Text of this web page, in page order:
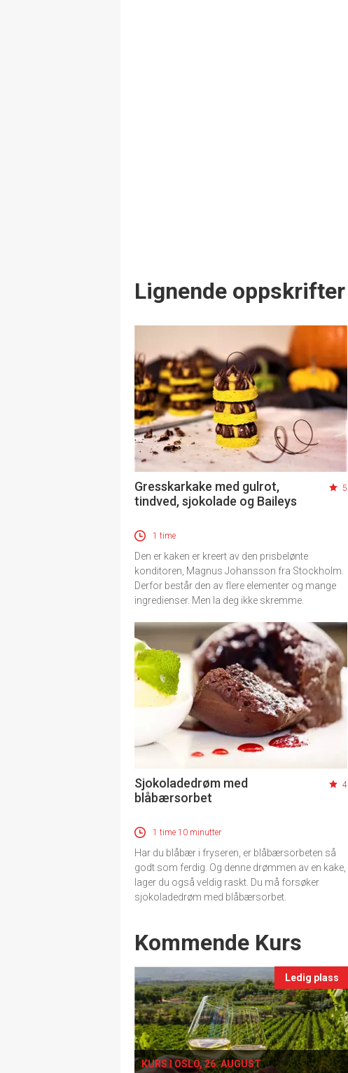
Lignende oppskrifter
Gresskarkake med gulrot,
tindved, sjokolade og Baileys
5
1 time
Den er kaken er kreert av den prisbelønte
konditoren, Magnus Johansson fra Stockholm.
Derfor består den av flere elementer og mange
ingredienser. Men la deg ikke skremme.
Sjokoladedrøm med
blåbærsorbet
4
1 time 10 minutter
Har du blåbær i fryseren, er blåbærsorbeten så
godt som ferdig. Og denne drømmen av en kake,
lager du også veldig raskt. Du må forsøker
sjokoladedrøm med blåbærsorbet.
Events
Kommende Kurs
Ledig plass
KURS I OSLO, 26. AUGUST